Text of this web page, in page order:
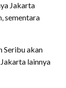
Jakarta
sementara
Seribu akan
lainnya